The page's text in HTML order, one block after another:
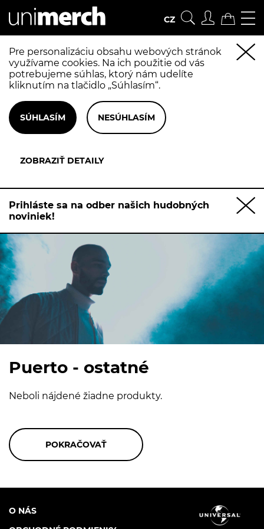
CZ
Pre personalizáciu obsahu webových stránok
využívame cookies. Na ich použitie od vás
potrebujeme súhlas, ktorý nám udelíte
kliknutím na tlačidlo „Súhlasím“.
Prihláste sa na odber našich hudobných
noviniek!
Puerto - ostatné
Neboli nájdené žiadne produkty.
O NÁS